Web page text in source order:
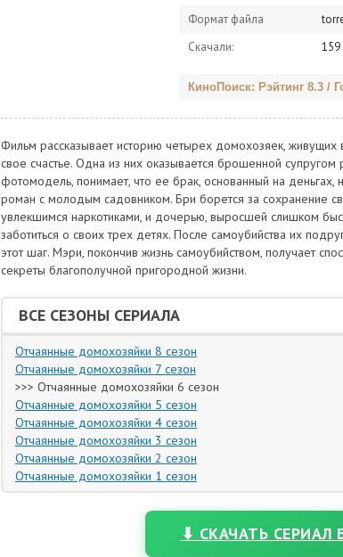
Формат файла
Скачали:
159
КиноПоиск: Рэйтинг 8.3 /
Фильм рассказывает историю четырех домохозяек, живущих
свое счастье. Одна из них оказывается брошенной
фотомодель, понимает, что ее брак, основанный на деньгах,
роман с молодым садовником. Бри борется за сохранение
увлекшимся наркотиками, и дочерью, выросшей слишком
заботиться о своих трех детях. После самоубийства их
этот шаг. Мэри, покончив жизнь самоубийством, получает
секреты благополучной пригородной жизни.
ВСЕ СЕЗОНЫ СЕРИАЛА
Отчаянные домохозяйки 8 сезон
Отчаянные домохозяйки 7 сезон
>>> Отчаянные домохозяйки 6 сезон
Отчаянные домохозяйки 5 сезон
Отчаянные домохозяйки 4 сезон
Отчаянные домохозяйки 3 сезон
Отчаянные домохозяйки 2 сезон
Отчаянные домохозяйки 1 сезон
⬇ СКАЧАТЬ СЕРИАЛ